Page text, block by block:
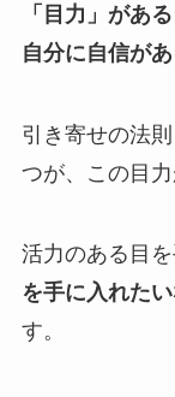
「目力」があ
自分に自信が
引き寄せの法
つが、この目
活力のある目を
を手に入れた
す。